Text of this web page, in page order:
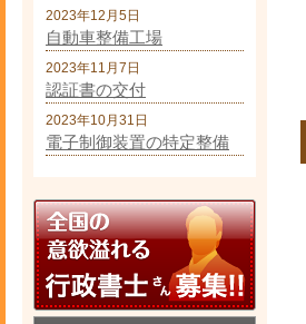
2023年12月5日
自動車整備工場
2023年11月7日
認証書の交付
2023年10月31日
電子制御装置の特定整備